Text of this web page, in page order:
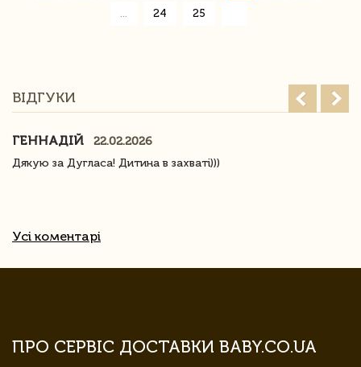
24 25
ВІДГУКИ
ГЕННАДІЙ
22.02.2026
Дякую за Дугласа! Дитина в захваті)))
Усі коментарі
ПРО СЕРВІС ДОСТАВКИ BABY.CO.UA